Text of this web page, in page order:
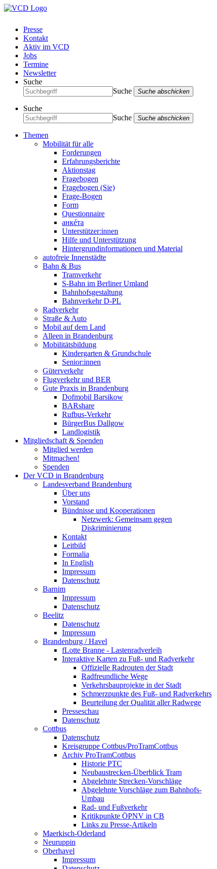
Presse
Kontakt
Aktiv im VCD
Jobs
Termine
Newsletter
Suche
Suche
Suche abschicken
Suche
Suche
Suche abschicken
Themen
Mobilität für alle
Forderungen
Erfahrungsberichte
Aktionstag
Fragebogen
Fragebogen (Sie)
Frage-Bogen
Form
Questionnaire
анкéта
Unterstützer:innen
Hilfe und Unterstützung
Hintergrundinformationen und Material
autofreie Innenstädte
Bahn & Bus
Tramverkehr
S-Bahn im Berliner Umland
Bahnhofsgestaltung
Bahnverkehr D-PL
Radverkehr
Straße & Auto
Mobil auf dem Land
Alleen in Brandenburg
Mobilitätsbildung
Kindergarten & Grundschule
Senior:innen
Güterverkehr
Flugverkehr und BER
Gute Praxis in Brandenburg
Dofmobil Barsikow
BARshare
Rufbus-Verkehr
BürgerBus Dallgow
Landlogistik
Mitgliedschaft & Spenden
Mitglied werden
Mitmachen!
Spenden
Der VCD in Brandenburg
Landesverband Brandenburg
Über uns
Vorstand
Bündnisse und Kooperationen
Netzwerk: Gemeinsam gegen
Diskriminierung
Kontakt
Leitbild
Formalia
In English
Impressum
Datenschutz
Barnim
Impressum
Datenschutz
Beelitz
Datenschutz
Impressum
Brandenburg / Havel
fLotte Branne - Lastenradverleih
Interaktive Karten zu Fuß- und Radverkehr
Offizielle Radrouten der Stadt
Radfreundliche Wege
Verkehrsbauprojekte in der Stadt
Schmerzpunkte des Fuß- und Radverkehrs
Beurteilung der Qualität aller Radwege
Presseschau
Datenschutz
Cottbus
Datenschutz
Kreisgruppe Cottbus/ProTramCottbus
Archiv ProTramCottbus
Historie PTC
Neubaustrecken-Überblick Tram
Abgelehnte Strecken-Vorschläge
Abgelehnte Vorschläge zum Bahnhofs-
Umbau
Rad- und Fußverkehr
Kritikpunkte ÖPNV in CB
Links zu Presse-Artikeln
Maerkisch-Oderland
Neuruppin
Oberhavel
Impressum